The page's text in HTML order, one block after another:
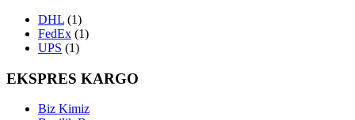
DHL (1)
FedEx (1)
UPS (1)
EKSPRES KARGO
Biz Kimiz